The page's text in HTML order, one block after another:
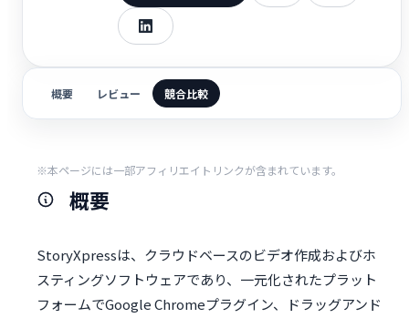
概要 レビュー 競合比較
※本ページには一部アフィリエイトリンクが含まれています。
概要
StoryXpressは、クラウドベースのビデオ作成およびホ
スティングソフトウェアであり、一元化されたプラット
フォームでGoogle Chromeプラグイン、ドラッグアンド